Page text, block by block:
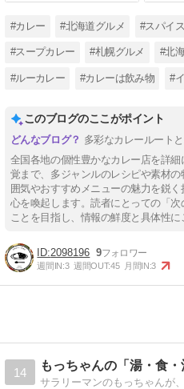
#カレー #北海道グルメ #スパイス
#スープカレー #札幌グルメ #北
#ルーカレー #カレーは飲み物 #
このブログのここがポイント
多彩なカレールート
全国各地の個性豊かなカレー店を詳
覚まで、多ジャンルのレシピや素材
囲気やおすすめメニューの魅力を鋭
心を喚起します。読者にとっての「
ことを目指し、情報の鮮度と具体性に
2098196 9
週間IN:3 週間OUT:45 月間IN:3
14
もっちゃんの「湯・食